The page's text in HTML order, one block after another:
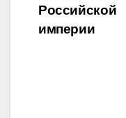
Российской
империи